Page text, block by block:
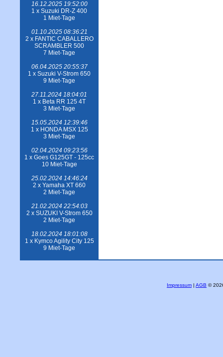
16.12.2025 19:52:00
1 x Suzuki DR-Z 400
1 Miet-Tage
01.10.2025 08:36:21
2 x FANTIC CABALLERO
SCRAMBLER 500
7 Miet-Tage
06.04.2025 20:55:37
1 x Suzuki V-Strom 650
9 Miet-Tage
27.11.2024 18:04:01
1 x Beta RR 125 4T
3 Miet-Tage
15.05.2024 12:39:46
1 x HONDA MSX 125
3 Miet-Tage
02.04.2024 09:23:56
1 x Goes G125GT - 125cc
10 Miet-Tage
25.02.2024 14:46:24
2 x Yamaha XT 660
2 Miet-Tage
21.02.2024 22:54:03
2 x SUZUKI V-Strom 650
2 Miet-Tage
18.02.2024 18:01:08
1 x Kymco Agility City 125
9 Miet-Tage
Impressum | AGB ©